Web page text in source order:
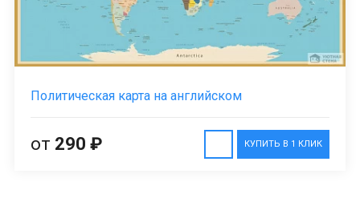
Политическая карта на английском
КУПИТЬ В 1 КЛИК
от 290 ₽